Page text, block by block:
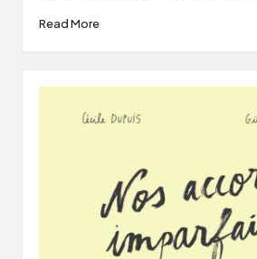
Read More